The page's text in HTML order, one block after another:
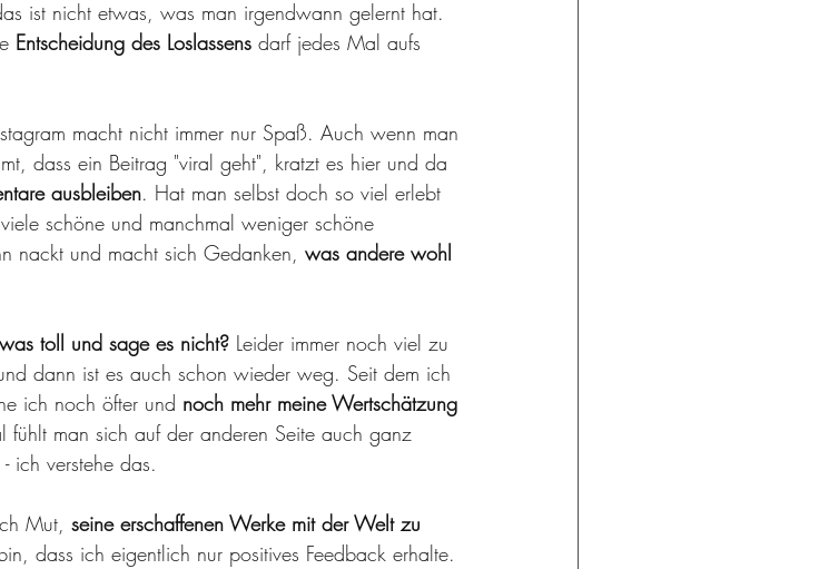
ist nicht etwas, was man irgendwann gelernt hat.
Entscheidung des Loslassens darf jedes Mal aufs
macht nicht immer nur Spaß. Auch wenn man
dass ein Beitrag "viral geht", kratzt es hier und da
ausbleiben. Hat man selbst doch so viel erlebt
schöne und manchmal weniger schöne
nackt und macht sich Gedanken, was andere wohl
toll und sage es nicht? Leider immer noch viel zu
dann ist es auch schon wieder weg. Seit dem ich
ich noch öfter und noch mehr meine Wertschätzung
fühlt man sich auf der anderen Seite auch ganz
ich verstehe das.
Mut, seine erschaffenen Werke mit der Welt zu
dass ich eigentlich nur positives Feedback erhalte.